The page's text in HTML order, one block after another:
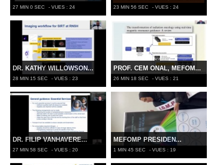
27 MIN 0 SEC - VUES : 24 23 MIN 56 SEC - VUES : 24
DR. KATHY WILLOWSON...
28 MIN 15 SEC - VUES : 23
PROF. CEM ONAL, MEFOM...
26 MIN 18 SEC - VUES : 21
DR. FILIP VANHAVERE...
27 MIN 58 SEC - VUES : 20
MEFOMP PRESIDEN...
1 MIN 45 SEC - VUES : 19